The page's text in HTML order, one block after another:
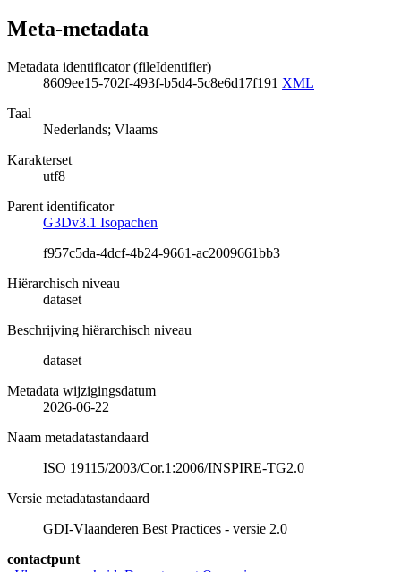
Meta-metadata
Metadata identificator (fileIdentifier)
8609ee15-702f-493f-b5d4-5c8e6d17f191 XML
Taal
Nederlands; Vlaams
Karakterset
utf8
Parent identificator
G3Dv3.1 Isopachen
f957c5da-4dcf-4b24-9661-ac2009661bb3
Hiërarchisch niveau
dataset
Beschrijving hiërarchisch niveau
dataset
Metadata wijzigingsdatum
2026-06-22
Naam metadatastandaard
ISO 19115/2003/Cor.1:2006/INSPIRE-TG2.0
Versie metadatastandaard
GDI-Vlaanderen Best Practices - versie 2.0
contactpunt